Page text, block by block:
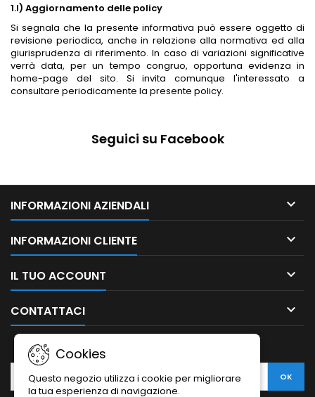
1.l) Aggiornamento delle policy
Si segnala che la presente informativa può essere oggetto di
revisione periodica, anche in relazione alla normativa ed alla
giurisprudenza di riferimento. In caso di variazioni significative
verrà data, per un tempo congruo, opportuna evidenza in
home-page del sito. Si invita comunque l'interessato a
consultare periodicamente la presente policy.
Seguici su Facebook
INFORMAZIONI AZIENDALI 
INFORMAZIONI CLIENTE 
IL TUO ACCOUNT 
CONTATTACI 
Cookies
Questo negozio utilizza i cookie per migliorare
la tua esperienza di navigazione.